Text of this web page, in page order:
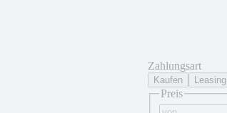
Zahlungsart
Kaufen Leasing
Preis